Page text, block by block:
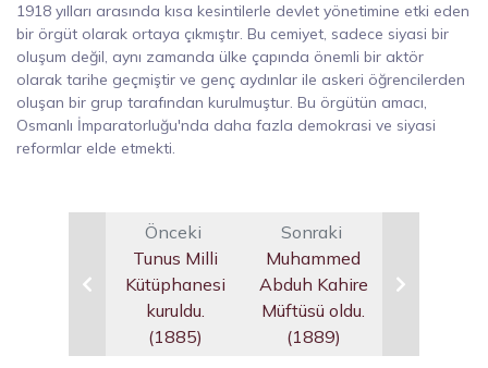
1918 yılları arasında kısa kesintilerle devlet yönetimine etki eden
bir örgüt olarak ortaya çıkmıştır. Bu cemiyet, sadece siyasi bir
oluşum değil, aynı zamanda ülke çapında önemli bir aktör
olarak tarihe geçmiştir ve genç aydınlar ile askeri öğrencilerden
oluşan bir grup tarafından kurulmuştur. Bu örgütün amacı,
Osmanlı İmparatorluğu'nda daha fazla demokrasi ve siyasi
reformlar elde etmekti.
Önceki
Tunus Milli
Kütüphanesi
kuruldu.
(1885)
Sonraki
Muhammed
Abduh Kahire
Müftüsü oldu.
(1889)